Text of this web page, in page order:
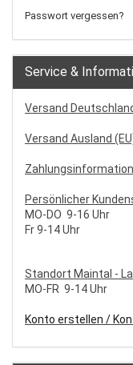
Passwort vergessen?
Service &
Versand
Versand Ausland
Persönlicher
MO-DO 9-16 Uhr
Fr 9-14 Uhr
Standort Maintal -
MO-FR 9-14 Uhr
Konto erstellen /